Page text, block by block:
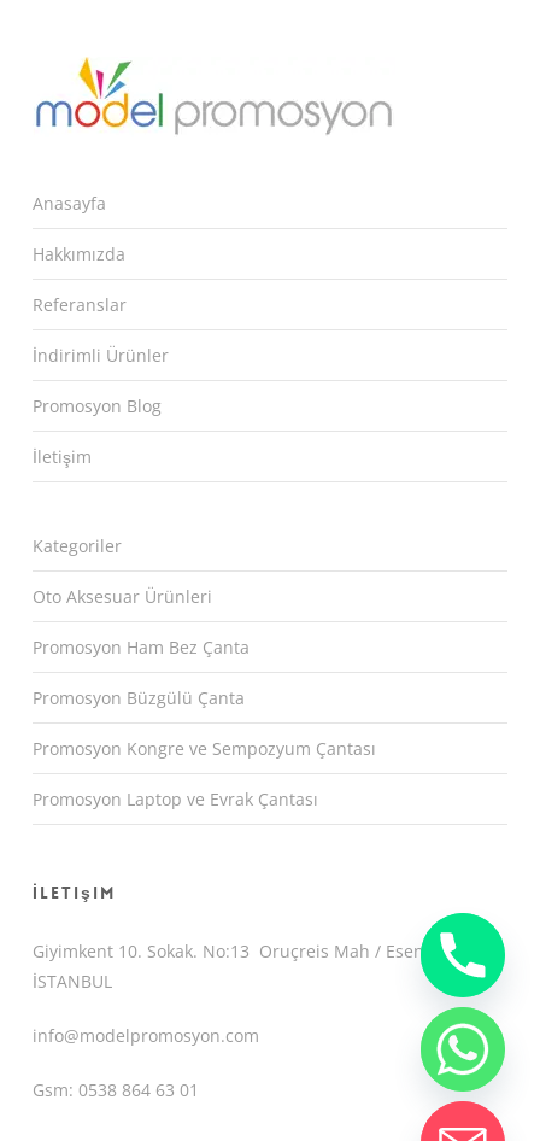
Anasayfa
Hakkımızda
Referanslar
İndirimli Ürünler
Promosyon Blog
İletişim
Kategoriler
Oto Aksesuar Ürünleri
Promosyon Ham Bez Çanta
Promosyon Büzgülü Çanta
Promosyon Kongre ve Sempozyum Çantası
Promosyon Laptop ve Evrak Çantası
İletişim
Giyimkent 10. Sokak. No:13 Oruçreis Mah / Esenler /
İSTANBUL
info@modelpromosyon.com
Gsm: 0538 864 63 01